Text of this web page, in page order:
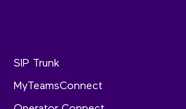
SIP Trunk
MyTeamsConnect